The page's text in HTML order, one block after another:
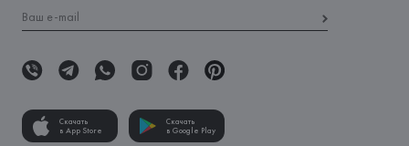
Скачать
в App Store
Скачать
в Google Play